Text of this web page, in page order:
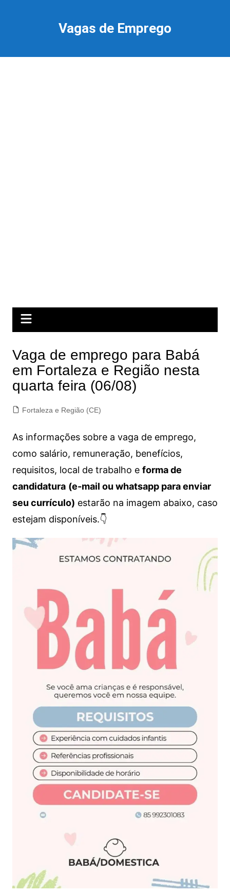
Vagas de Emprego
Vaga de emprego para Babá
em Fortaleza e Região nesta
quarta feira (06/08)
Fortaleza e Região (CE)
As informações sobre a vaga de emprego,
como salário, remuneração, benefícios,
requisitos, local de trabalho e forma de
candidatura (e-mail ou whatsapp para enviar
seu currículo) estarão na imagem abaixo, caso
estejam disponíveis.👇